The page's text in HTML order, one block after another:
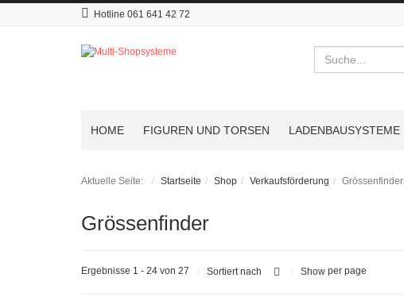
Hotline 061 641 42 72
HOME FIGUREN UND TORSEN LADENBAUSYSTEME
Aktuelle Seite: Startseite Shop Verkaufsförderung Grössenfinder
Grössenfinder
Ergebnisse 1 - 24 von 27 Sortiert nach Show per page